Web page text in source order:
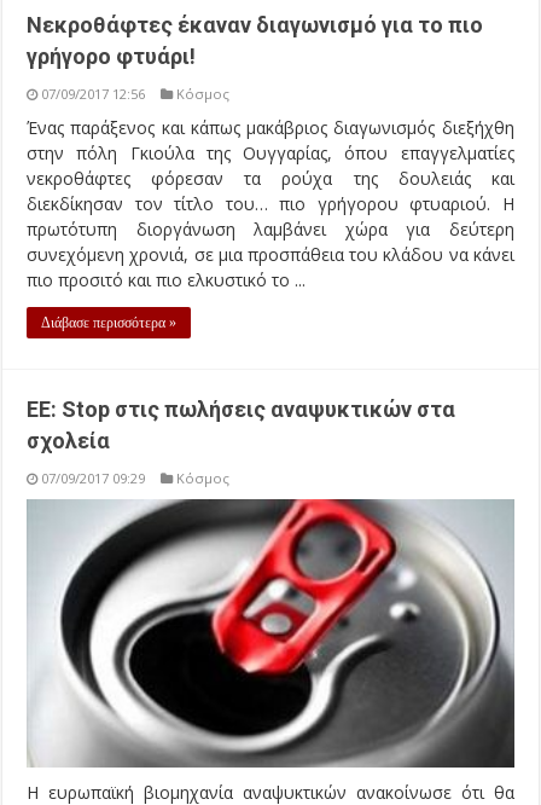
Νεκροθάφτες έκαναν διαγωνισμό για το πιο
γρήγορο φτυάρι!
07/09/2017 12:56 Κόσμος
Ένας παράξενος και κάπως μακάβριος διαγωνισμός διεξήχθη
στην πόλη Γκιούλα της Ουγγαρίας, όπου επαγγελματίες
νεκροθάφτες φόρεσαν τα ρούχα της δουλειάς και
διεκδίκησαν τον τίτλο του… πιο γρήγορου φτυαριού. Η
πρωτότυπη διοργάνωση λαμβάνει χώρα για δεύτερη
συνεχόμενη χρονιά, σε μια προσπάθεια του κλάδου να κάνει
πιο προσιτό και πιο ελκυστικό το ...
Διάβασε περισσότερα »
ΕΕ: Stop στις πωλήσεις αναψυκτικών στα
σχολεία
07/09/2017 09:29 Κόσμος
Η ευρωπαϊκή βιομηχανία αναψυκτικών ανακοίνωσε ότι θα